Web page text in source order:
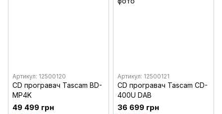
Артикул: 12500120
CD програвач Tascam BD-
MP4K
49 499 грн
Артикул: 12500121
CD програвач Tascam CD-
400U DAB
36 699 грн